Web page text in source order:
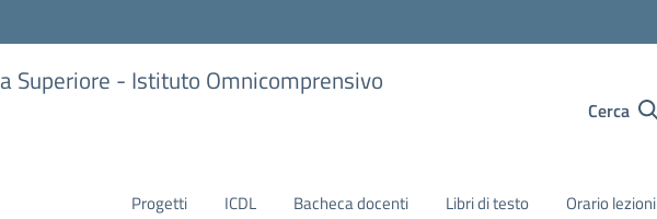
Superiore - Istituto Omnicomprensivo
Cerca
Progetti ICDL Bacheca docenti Libri di testo Orario lezioni